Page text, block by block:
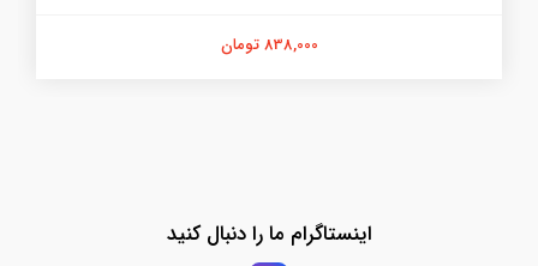
838,000 تومان
اینستاگرام ما را دنبال کنید